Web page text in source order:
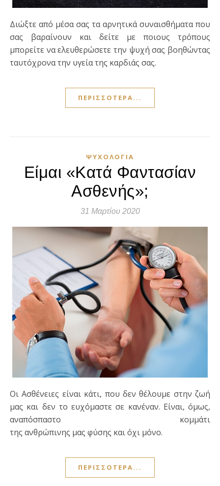
Διώξτε από μέσα σας τα αρνητικά συναισθήματα που
σας βαραίνουν και δείτε με ποιους τρόπους
μπορείτε να ελευθερώσετε την ψυχή σας βοηθώντας
ταυτόχρονα την υγεία της καρδιάς σας.
ΠΕΡΙΣΣΌΤΕΡΑ...
ΨΥΧΟΛΟΓΊΑ
Είμαι «Κατά Φαντασίαν
Ασθενής»;
31 Μαρτίου 2020
Οι Ασθένειες είναι κάτι, που δεν θέλουμε στην ζωή
μας και δεν το ευχόμαστε σε κανέναν. Είναι, όμως,
αναπόσπαστο κομμάτι
της ανθρώπινης μας φύσης και όχι μόνο.
ΠΕΡΙΣΣΌΤΕΡΑ...